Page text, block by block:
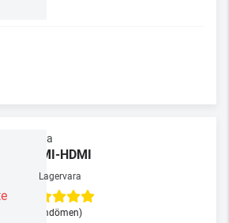
Supra
HDMI-HDMI
Lagervara
(3 omdömen)